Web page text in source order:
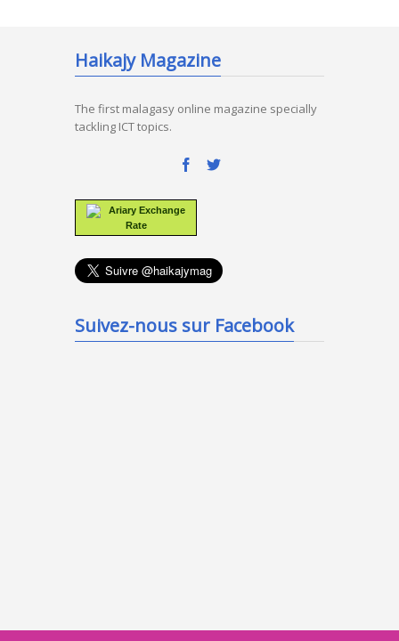
Haikajy Magazine
The first malagasy online magazine specially
tackling ICT topics.
Ariary Exchange
Rate
Suivez-nous sur Facebook